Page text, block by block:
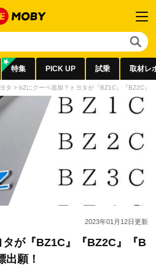
特集 PICK UP 試乗 取材レ
タ > bZにクーペ追加？トヨタが『BZ1C』『BZ2C』
2023年01月12日更新
が『BZ1C』『BZ2C』『B
出願！